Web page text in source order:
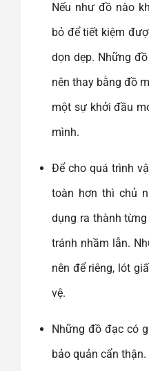
Nếu như đồ nào
bỏ để tiết kiệm
dọn dẹp. Những
nên thay bằng đồ
một sự khởi đầu
mình.
Để cho quá trình
toàn hơn thì chủ
dụng ra thành
tránh nhầm lẫn.
nên để riêng, lót
vệ.
Những đồ đạc có
bảo quản cẩn thận.